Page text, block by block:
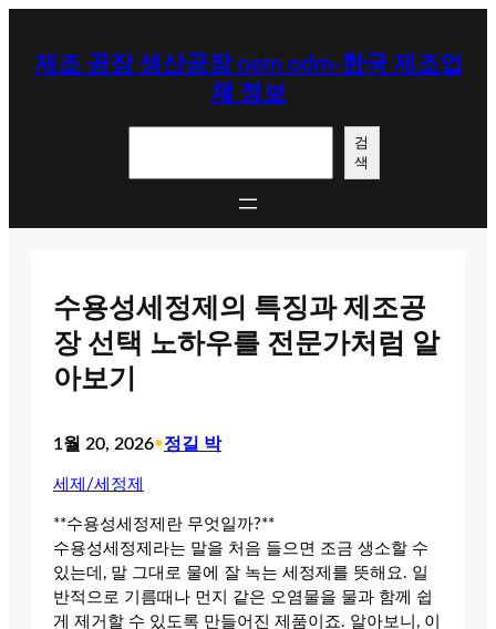
제조 공장 생산공장 oem odm-한국 제조업
체 정보
검
색
수용성세정제의 특징과 제조공
장 선택 노하우를 전문가처럼 알
아보기
1월 20, 2026•정길 박
세제/세정제
**수용성세정제란 무엇일까?**
수용성세정제라는 말을 처음 들으면 조금 생소할 수
있는데, 말 그대로 물에 잘 녹는 세정제를 뜻해요. 일
반적으로 기름때나 먼지 같은 오염물을 물과 함께 쉽
게 제거할 수 있도록 만들어진 제품이죠. 알아보니, 이